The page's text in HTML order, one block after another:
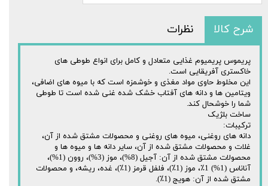
شرح کالا نظرات
پریموس پریمیوم غذایی متعادل و کامل برای انواع طوطی های
خاکستری آفریقایی است.
این مخلوط حاوی مواد مغذی و خوشمزه است که با میوه های اضافی،
ویتامین ها و دانه های آفتاب خشک شده غنی شده است تا طوطی
شما را خوشحال کند.
ساخت بلژیک
ترکیبات:
دانه های روغنی، میوه های روغنی و محصولات مشتق شده از آن،
غلات و محصولات مشتق شده از آن، سایر دانه ها و میوه ها و
محصولات مشتق شده از آن: آجیل (8%)، موز (3%)، روون (1%)،
آناناس (1%) 1٪، موز (1٪)، فلفل قرمز (1٪)، غده، ریشه، و محصولات
مشتق شده از آن: هویج (1٪).